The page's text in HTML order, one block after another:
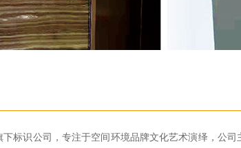
标识公司，专注于空间环境品牌文化艺术演绎，公